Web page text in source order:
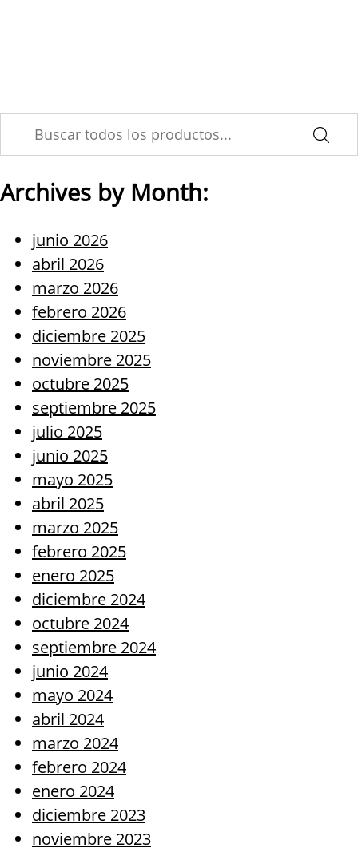
Archives by Month:
junio 2026
abril 2026
marzo 2026
febrero 2026
diciembre 2025
noviembre 2025
octubre 2025
septiembre 2025
julio 2025
junio 2025
mayo 2025
abril 2025
marzo 2025
febrero 2025
enero 2025
diciembre 2024
octubre 2024
septiembre 2024
junio 2024
mayo 2024
abril 2024
marzo 2024
febrero 2024
enero 2024
diciembre 2023
noviembre 2023